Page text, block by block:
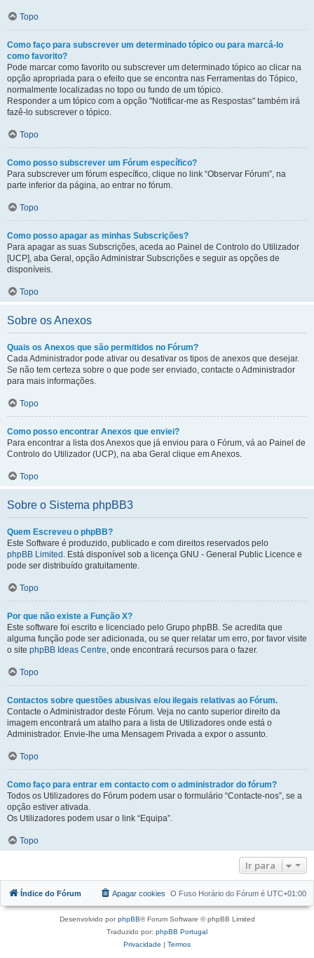
Topo
Como faço para subscrever um determinado tópico ou para marcá-lo
como favorito?
Pode marcar como favorito ou subscrever um determinado tópico ao clicar na
opção apropriada para o efeito que se encontra nas Ferramentas do Tópico,
normalmente localizadas no topo ou fundo de um tópico.
Responder a um tópico com a opção "Notificar-me as Respostas" também irá
fazê-lo subscrever o tópico.
Topo
Como posso subscrever um Fórum específico?
Para subscrever um fórum específico, clique no link “Observar Fórum”, na
parte inferior da página, ao entrar no fórum.
Topo
Como posso apagar as minhas Subscrições?
Para apagar as suas Subscrições, aceda ao Painel de Controlo do Utilizador
[UCP], aba Geral, opção Administrar Subscrições e seguir as opções de
disponíveis.
Topo
Sobre os Anexos
Quais os Anexos que são permitidos no Fórum?
Cada Administrador pode ativar ou desativar os tipos de anexos que desejar.
Se não tem certeza sobre o que pode ser enviado, contacte o Administrador
para mais informações.
Topo
Como posso encontrar Anexos que enviei?
Para encontrar a lista dos Anexos que já enviou para o Fórum, vá ao Painel de
Controlo do Utilizador (UCP), na aba Geral clique em Anexos.
Topo
Sobre o Sistema phpBB3
Quem Escreveu o phpBB?
Este Software é produzido, publicado e com direitos reservados pelo
phpBB Limited . Está disponível sob a licença GNU - General Public Licence e
pode ser distribuído gratuitamente.
Topo
Por que não existe a Função X?
Este software foi escrito e licenciado pelo Grupo phpBB. Se acredita que
alguma função pode ser adicionada, ou se quer relatar um erro, por favor visite
o site phpBB Ideas Centre, onde encontrará recursos para o fazer.
Topo
Contactos sobre questões abusivas e/ou ilegais relativas ao Fórum.
Contacte o Administrador deste Fórum. Veja no canto superior direito da
imagem encontrará um atalho para a lista de Utilizadores onde está o
Administrador. Envie-lhe uma Mensagem Privada a expor o assunto.
Topo
Como faço para entrar em contacto com o administrador do fórum?
Todos os Utilizadores do Fórum podem usar o formulário “Contacte-nos”, se a
opção estiver ativada.
Os Utilizadores podem usar o link “Equipa”.
Topo
Ir para
Índice do Fórum O Fuso Horário do Fórum é UTC+01:00
Apagar cookies
Desenvolvido porphpBB® Forum Software © phpBB Limited
Traduzido por: phpBB Portugal
Privacidade | Termos